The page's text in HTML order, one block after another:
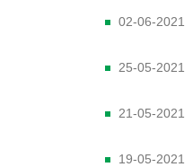
02-06-2021
25-05-2021
21-05-2021
19-05-2021